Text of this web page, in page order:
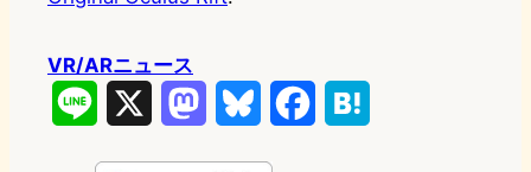
VR/ARニュース